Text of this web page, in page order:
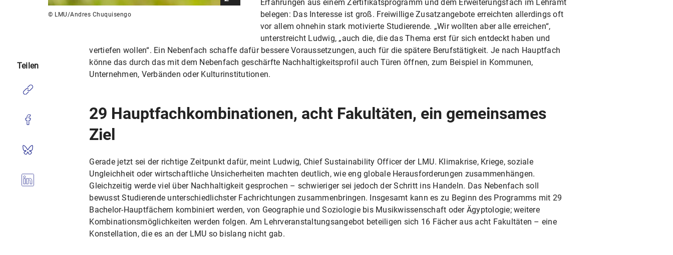
© LMU/Andres Chuquisengo
Erfahrungen aus einem Zertifikatsprogramm und dem Erweiterungsfach im Lehramt
belegen: Das Interesse ist groß. Freiwillige Zusatzangebote erreichten allerdings oft
vor allem ohnehin stark motivierte Studierende. „Wir wollten aber alle erreichen“,
unterstreicht Ludwig, „auch die, die das Thema erst für sich entdeckt haben und
vertiefen wollen“. Ein Nebenfach schaffe dafür bessere Voraussetzungen, auch für die spätere Berufstätigkeit. Je nach Hauptfach
könne das durch das mit dem Nebenfach geschärfte Nachhaltigkeitsprofil auch Türen öffnen, zum Beispiel in Kommunen,
Unternehmen, Verbänden oder Kulturinstitutionen.
29 Hauptfachkombinationen, acht Fakultäten, ein gemeinsames
Ziel
Gerade jetzt sei der richtige Zeitpunkt dafür, meint Ludwig, Chief Sustainability Officer der LMU. Klimakrise, Kriege, soziale
Ungleichheit oder wirtschaftliche Unsicherheiten machten deutlich, wie eng globale Herausforderungen zusammenhängen.
Gleichzeitig werde viel über Nachhaltigkeit gesprochen – schwieriger sei jedoch der Schritt ins Handeln. Das Nebenfach soll
bewusst Studierende unterschiedlichster Fachrichtungen zusammenbringen. Insgesamt kann es zu Beginn des Programms mit 29
Bachelor-Hauptfächern kombiniert werden, von Geographie und Soziologie bis Musikwissenschaft oder Ägyptologie; weitere
Kombinationsmöglichkeiten werden folgen. Am Lehrveranstaltungsangebot beteiligen sich 16 Fächer aus acht Fakultäten – eine
Konstellation, die es an der LMU so bislang nicht gab.
Teilen